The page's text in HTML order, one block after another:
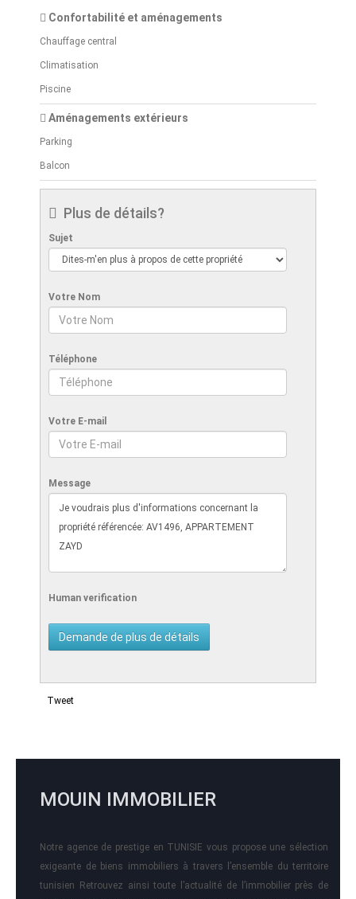
Confortabilité et aménagements
Chauffage central
Climatisation
Piscine
Aménagements extérieurs
Parking
Balcon
Plus de détails?
Sujet
Votre Nom
Téléphone
Votre E-mail
Message
Human verification
Tweet
MOUIN IMMOBILIER
Notre agence de prestige en TUNISIE vous propose une sélection
exigeante de biens immobiliers à travers l’ensemble du territoire
tunisien Retrouvez ainsi toute l’actualité de l’immobilier près de